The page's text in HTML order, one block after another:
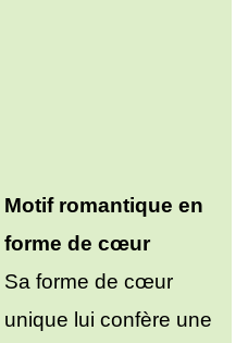
Motif romantique en
forme de cœur
Sa forme de cœur
unique lui confère une